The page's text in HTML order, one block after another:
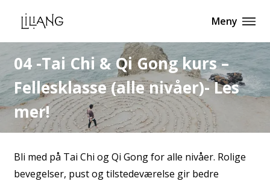
Meny
04 -Tai Chi & Qi Gong kurs –
Fellesklasse (alle nivåer)- Les
mer!
Bli med på Tai Chi og Qi Gong for alle nivåer. Rolige
bevegelser, pust og tilstedeværelse gir bedre